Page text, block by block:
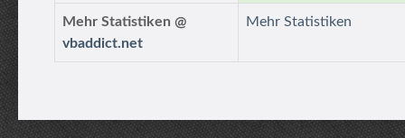
Mehr Statistiken @
vbaddict.net
Mehr Statistiken